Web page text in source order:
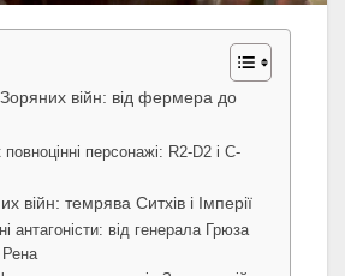
Зоряних війн: від фермера до
персонажі: R2-D2 і C-
війн: темрява Ситхів і Імперії
антагоністи: від генерала Грюза